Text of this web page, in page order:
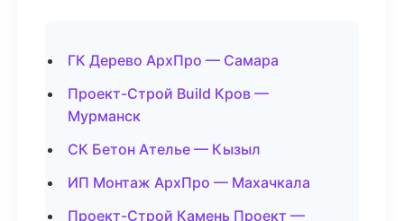
ГК Дерево АрхПро — Самара
Проект-Строй Build Кров —
Мурманск
СК Бетон Ателье — Кызыл
ИП Монтаж АрхПро — Махачкала
Проект-Строй Камень Проект —